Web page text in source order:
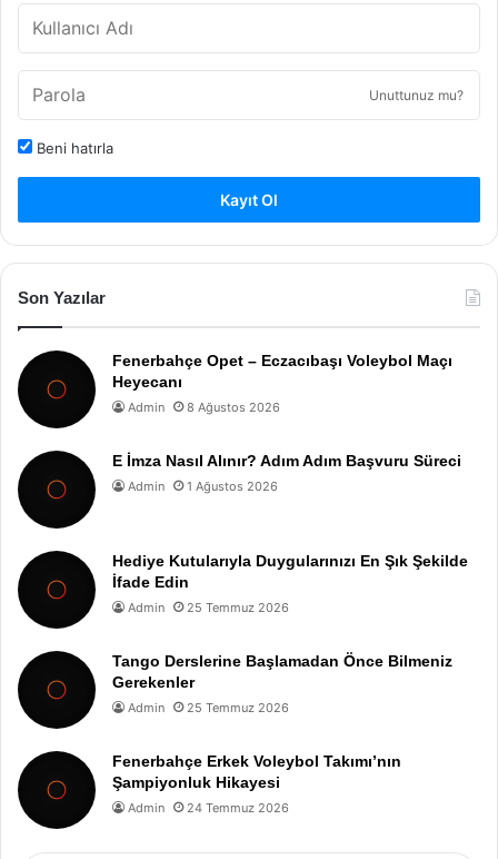
Unuttunuz mu?
Beni hatırla
Kayıt Ol
Son Yazılar
Fenerbahçe Opet – Eczacıbaşı Voleybol Maçı
Heyecanı
Admin 8 Ağustos 2026
E İmza Nasıl Alınır? Adım Adım Başvuru Süreci
Admin 1 Ağustos 2026
Hediye Kutularıyla Duygularınızı En Şık Şekilde
İfade Edin
Admin 25 Temmuz 2026
Tango Derslerine Başlamadan Önce Bilmeniz
Gerekenler
Admin 25 Temmuz 2026
Fenerbahçe Erkek Voleybol Takımı’nın
Şampiyonluk Hikayesi
Admin 24 Temmuz 2026